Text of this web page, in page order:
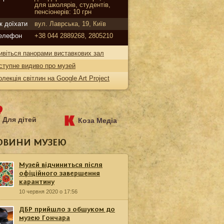
для школярів, студентів,
пенсіонерів: 10 грн
доїхати
вул. Лаврська, 19, Київ
+38 044 2889268, 2805210
панорами виставкових зал
видиво про музей
світлин на Google Art Project
Для дітей Коза Медіа
МУЗЕЮ
Музей відчиниться після
офіційного завершення
карантину
10 червня 2020 о 17:56
ДБР прийшло з обшуком до
музею Гончара